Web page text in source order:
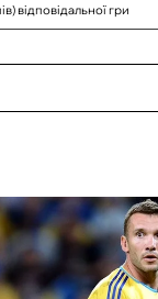
відповідальної гри